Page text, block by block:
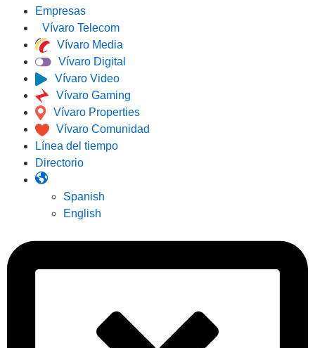
Empresas
Vívaro Telecom
Vívaro Media
Vívaro Digital
Vívaro Video
Vívaro Gaming
Vívaro Properties
Vívaro Comunidad
Línea del tiempo
Directorio
Spanish
English